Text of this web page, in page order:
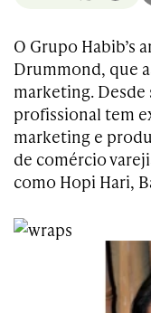
O Grupo Habib’s
Drummond, que
marketing. Desde
profissional tem
marketing e
de comércio
como Hopi Hari,